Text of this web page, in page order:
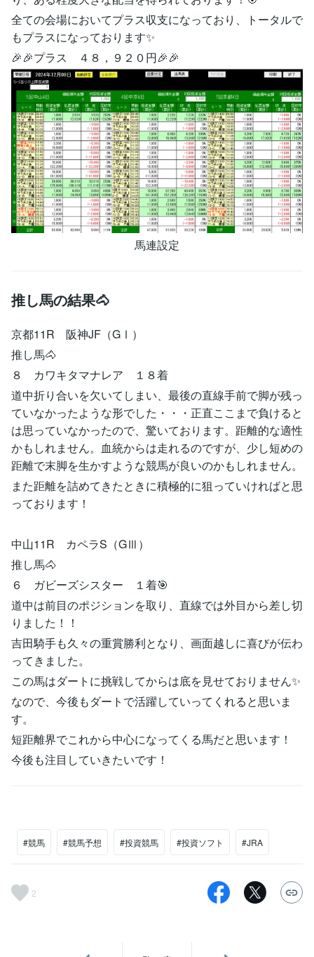
全ての会場においてプラス収支になっており、トータルで
もプラスになっております✨
🎉🎉プラス ４８，９２０円🎉🎉
馬連設定
推し馬の結果🐴
京都11R 阪神JF（GⅠ）
推し馬🐴
８ カワキタマナレア １８着
道中折り合いを欠いてしまい、最後の直線手前で脚が残っ
ていなかったような形でした・・・正直ここまで負けると
は思っていなかったので、驚いております。距離的な適性
かもしれません。血統からは走れるのですが、少し短めの
距離で末脚を生かすような競馬が良いのかもしれません。
また距離を詰めてきたときに積極的に狙っていければと思
っております！
中山11R カペラS（GⅢ）
推し馬🐴
６ ガビーズシスター １着🎯
道中は前目のポジションを取り、直線では外目から差し切
りました！！
吉田騎手も久々の重賞勝利となり、画面越しに喜びが伝わ
ってきました。
この馬はダートに挑戦してからは底を見せておりません✨
なので、今後もダートで活躍していってくれると思いま
す。
短距離界でこれから中心になってくる馬だと思います！
今後も注目していきたいです！
#競馬 #競馬予想 #投資競馬 #投資ソフト #JRA
2